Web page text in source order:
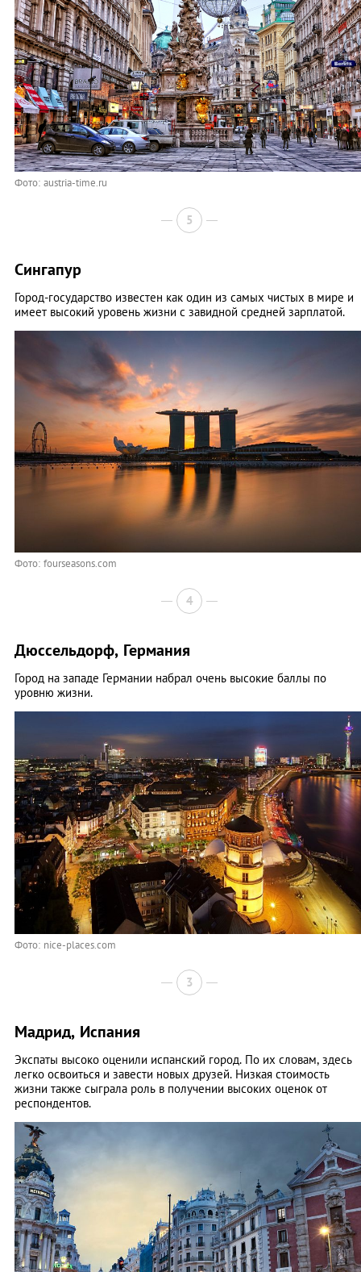
Фото: austria-time.ru
5
Сингапур
Город-государство известен как один из самых чистых в мире и
имеет высокий уровень жизни с завидной средней зарплатой.
Фото: fourseasons.com
4
Дюссельдорф, Германия
Город на западе Германии набрал очень высокие баллы по
уровню жизни.
Фото: nice-places.com
3
Мадрид, Испания
Экспаты высоко оценили испанский город. По их словам, здесь
легко освоиться и завести новых друзей. Низкая стоимость
жизни также сыграла роль в получении высоких оценок от
респондентов.